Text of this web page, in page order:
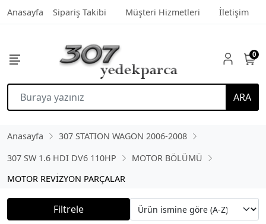
Anasayfa Sipariş Takibi Müşteri Hizmetleri İletişim
ARA
0
Anasayfa
307 STATION WAGON 2006-2008
307 SW 1.6 HDI DV6 110HP
MOTOR BÖLÜMÜ
MOTOR REVİZYON PARÇALAR
Filtrele